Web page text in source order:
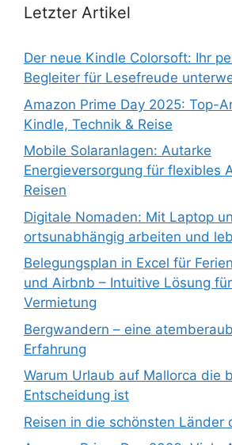
Letzter Artikel
Der neue Kindle Colorsoft: Ihr
Begleiter für Lesefreude
Amazon Prime Day 2025: Top-
Kindle, Technik & Reise
Mobile Solaranlagen: Autarke
Energieversorgung für flexibles
Reisen
Digitale Nomaden: Mit Laptop
ortsunabhängig arbeiten und
Belegungsplan in Excel für
und Airbnb – Intuitive Lösung
Vermietung
Bergwandern – eine
Erfahrung
Warum Urlaub auf Mallorca die
Entscheidung ist
Reisen in die schönsten Länder